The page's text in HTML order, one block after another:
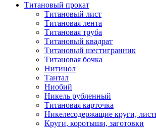
Титановый прокат
Титановый лист
Титановая лента
Титановая труба
Титановый квадрат
Титановый шестигранник
Титановая бочка
Нитинол
Тантал
Ниобий
Никель рубленный
Титановая карточка
Никелесодержащие круги,
Круги, коротыши, заготовки